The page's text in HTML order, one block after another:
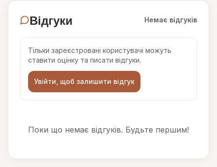
Відгуки Немає відгуків
Тільки зареєстровані користувачі можуть
ставити оцінку та писати відгуки.
Увійти, щоб залишити відгук
Поки що немає відгуків. Будьте першим!